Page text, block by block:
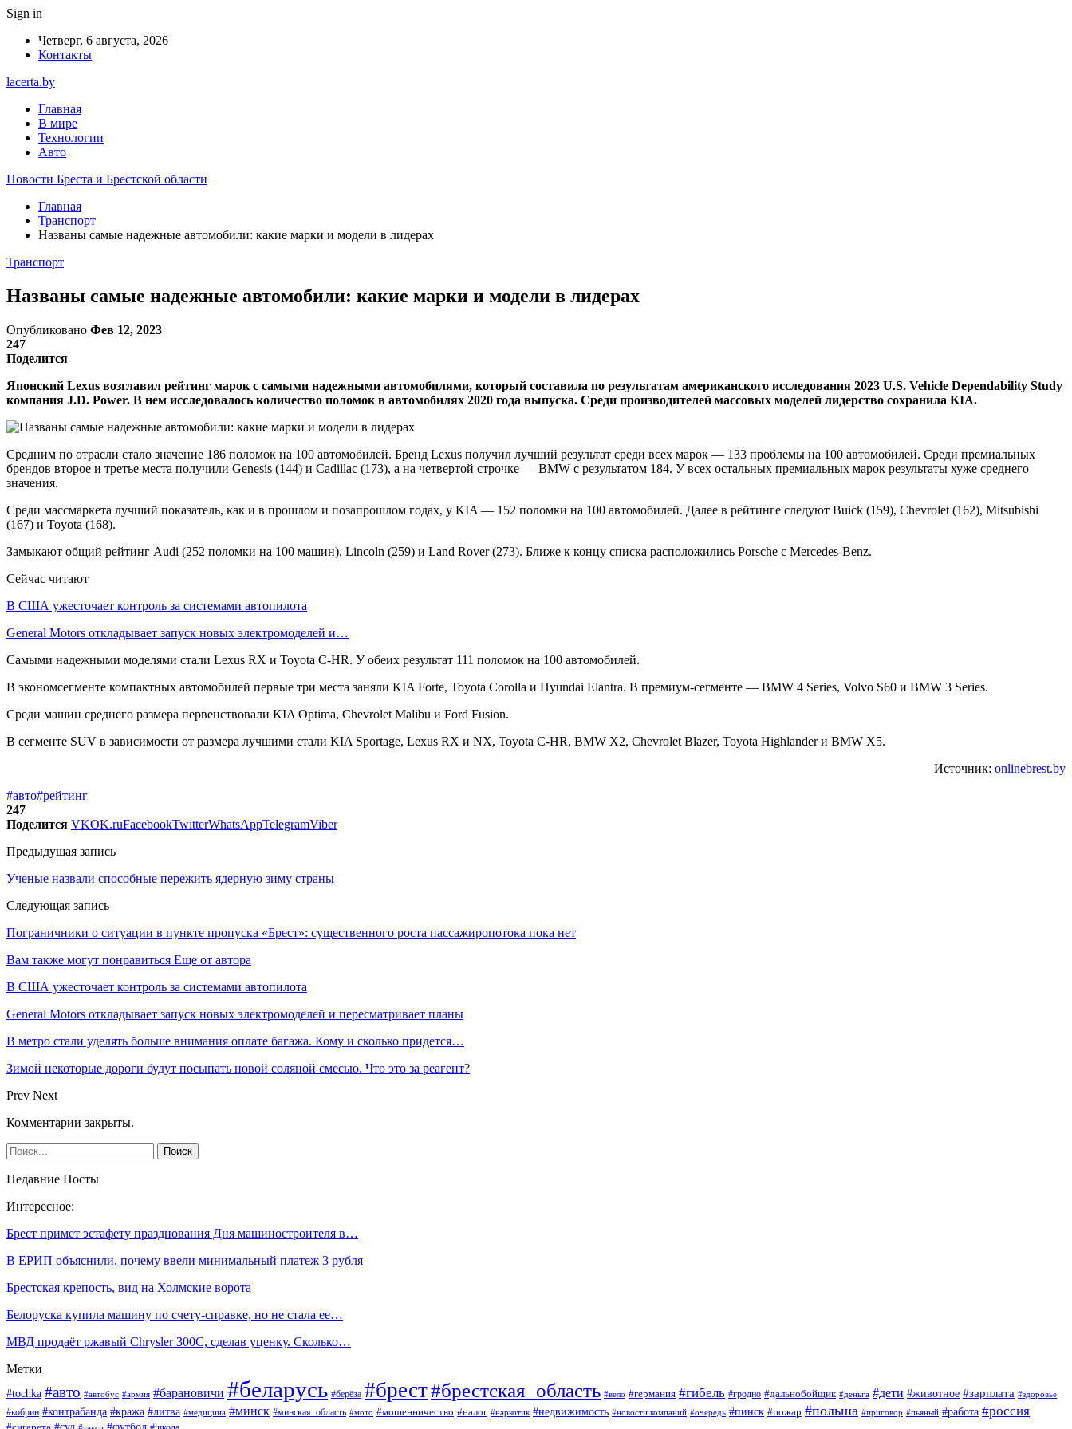
Sign in
Четверг, 6 августа, 2026
Контакты
lacerta.by
Главная
В мире
Технологии
Авто
Новости Бреста и Брестской области
Главная
Транспорт
Названы самые надежные автомобили: какие марки и модели в лидерах
Транспорт
Названы самые надежные автомобили: какие марки и модели в лидерах
Опубликовано Фев 12, 2023
247
Поделится
Японский Lexus возглавил рейтинг марок с самыми надежными автомобилями, который составила по результатам американского исследования 2023 U.S. Vehicle Dependability Study
компания J.D. Power. В нем исследовалось количество поломок в автомобилях 2020 года выпуска. Среди производителей массовых моделей лидерство сохранила KIA.
Средним по отрасли стало значение 186 поломок на 100 автомобилей. Бренд Lexus получил лучший результат среди всех марок — 133 проблемы на 100 автомобилей. Среди премиальных
брендов второе и третье места получили Genesis (144) и Cadillac (173), а на четвертой строчке — BMW с результатом 184. У всех остальных премиальных марок результаты хуже среднего
значения.
Среди массмаркета лучший показатель, как и в прошлом и позапрошлом годах, у KIA — 152 поломки на 100 автомобилей. Далее в рейтинге следуют Buick (159), Chevrolet (162), Mitsubishi
(167) и Toyota (168).
Замыкают общий рейтинг Audi (252 поломки на 100 машин), Lincoln (259) и Land Rover (273). Ближе к концу списка расположились Porsche с Mercedes-Benz.
Сейчас читают
В США ужесточает контроль за системами автопилота
General Motors откладывает запуск новых электромоделей и…
Самыми надежными моделями стали Lexus RX и Toyota C-HR. У обеих результат 111 поломок на 100 автомобилей.
В экономсегменте компактных автомобилей первые три места заняли KIA Forte, Toyota Corolla и Hyundai Elantra. В премиум-сегменте — BMW 4 Series, Volvo S60 и BMW 3 Series.
Среди машин среднего размера первенствовали KIA Optima, Chevrolet Malibu и Ford Fusion.
В сегменте SUV в зависимости от размера лучшими стали KIA Sportage, Lexus RX и NX, Toyota C-HR, BMW X2, Chevrolet Blazer, Toyota Highlander и BMW X5.
Источник: onlinebrest.by
#авто#рейтинг
247
Поделится VKOK.ruFacebookTwitterWhatsAppTelegramViber
Предыдущая запись
Ученые назвали способные пережить ядерную зиму страны
Следующая запись
Пограничники о ситуации в пункте пропуска «Брест»: существенного роста пассажиропотока пока нет
Вам также могут понравиться Еще от автора
В США ужесточает контроль за системами автопилота
General Motors откладывает запуск новых электромоделей и пересматривает планы
В метро стали уделять больше внимания оплате багажа. Кому и сколько придется…
Зимой некоторые дороги будут посыпать новой соляной смесью. Что это за реагент?
Prev Next
Комментарии закрыты.
Недавние Посты
Интересное:
Брест примет эстафету празднования Дня машиностроителя в…
В ЕРИП объяснили, почему ввели минимальный платеж 3 рубля
Брестская крепость, вид на Холмские ворота
Белоруска купила машину по счету-справке, но не стала ее…
МВД продаёт ржавый Chrysler 300С, сделав уценку. Сколько…
Метки
#tochka #авто #автобус #армия #барановичи #беларусь #берёза #брест#брестская_область #вело #германия #гибель #гродно #дальнобойщик #деньга #дети #животное #зарплата #здоровье
#кобрин #контрабанда #кража #литва #медицина #минск #минская_область #мото #мошенничество #налог #наркотик #недвижимость #новости компаний #очередь #пинск #пожар #польша #приговор #пьяный #работа #россия